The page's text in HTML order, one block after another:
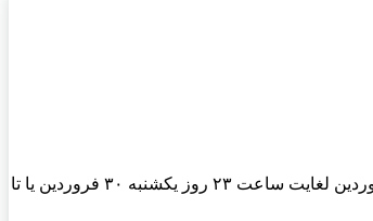
شرکت بهمن موتور شرایط فروش نقدی ون اینرودز را با قیمت قطعی با موعد تحویل ۳۰ روزه اعلام کرد.متقاضیان می توانند از ساعت ۱۰ روز شنبه ۲۲ فروردین لغایت ساعت ۲۳ روز یکشنبه ۳۰ فروردین یا تا